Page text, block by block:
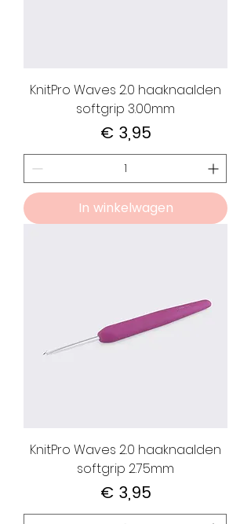
KnitPro Waves 2.0 haaknaalden
softgrip 3.00mm
Prijs
€ 3,95
In winkelwagen
KnitPro Waves 2.0 haaknaalden
softgrip 2.75mm
Prijs
€ 3,95